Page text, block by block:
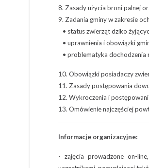
8. Zasady użycia broni palnej
9. Zadania gminy w zakresie
• status zwierząt dziko
• uprawnienia i obowiązki
• problematyka dochodzenia
10. Obowiązki posiadaczy
11. Zasady postępowania
12. Wykroczenia i
13. Omówienie najczęściej
Informacje organizacyjne:
- zajęcia prowadzone on-